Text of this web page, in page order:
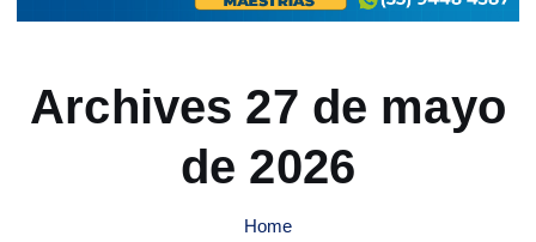
Archives 27 de mayo
de 2026
Home